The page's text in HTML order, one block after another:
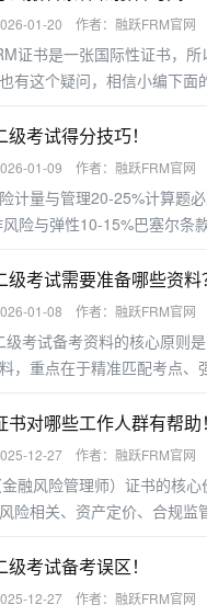
01-20 作者：融跃FRM官网
证书是一张国际性证书，
有这个疑问，相信小编下面
级考试得分技巧！
01-09 作者：融跃FRM官网
计量与管理20-25%计算题
险与弹性10-15%巴塞尔条
级考试需要准备哪些资料
01-08 作者：融跃FRM官网
级考试备考资料的核心原则
，重点在于精准匹配考点
书对哪些工作人群有帮助！
12-27 作者：融跃FRM官网
融风险管理师）证书的核
险相关、资产定价、合规
级考试备考误区！
12-27 作者：融跃FRM官网